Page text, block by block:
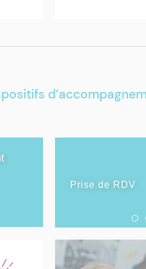
SANTÉ
Prise de RDV
Consulter un
Santé sexuelle
Forme et santé